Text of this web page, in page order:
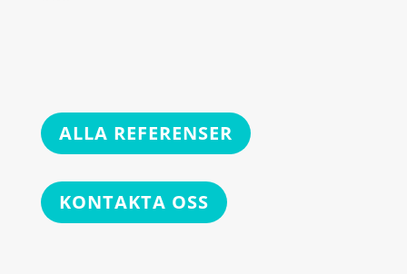
ALLA REFERENSER
KONTAKTA OSS